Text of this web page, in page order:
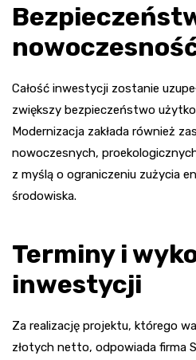
Całość inwestycji zostanie
zwiększy bezpieczeństwo
Modernizacja zakłada również
nowoczesnych,
z myślą o ograniczeniu zużycia
środowiska.
Terminy i
inwestycji
Za realizację projektu, którego
złotych netto, odpowiada firma